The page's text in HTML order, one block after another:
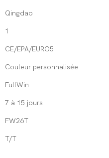
Qingdao
1
CE/EPA/EURO5
Couleur personnalisée
FullWin
7 à 15 jours
FW26T
T/T